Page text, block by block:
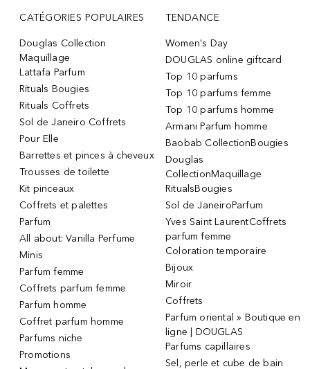
CATÉGORIES POPULAIRES
Douglas Collection
Maquillage
Lattafa Parfum
Rituals Bougies
Rituals Coffrets
Sol de Janeiro Coffrets
Pour Elle
Barrettes et pinces à cheveux
Trousses de toilette
Kit pinceaux
Coffrets et palettes
Parfum
All about: Vanilla Perfume
Minis
Parfum femme
Coffrets parfum femme
Parfum homme
Coffret parfum homme
Parfums niche
Promotions
TENDANCE
Women's Day
DOUGLAS online giftcard
Top 10 parfums
Top 10 parfums femme
Top 10 parfums homme
Armani Parfum homme
Baobab CollectionBougies
Douglas
CollectionMaquillage
RitualsBougies
Sol de JaneiroParfum
Yves Saint LaurentCoffrets
parfum femme
Coloration temporaire
Bijoux
Miroir
Coffrets
Parfum oriental » Boutique en
ligne | DOUGLAS
Parfums capillaires
Sel, perle et cube de bain